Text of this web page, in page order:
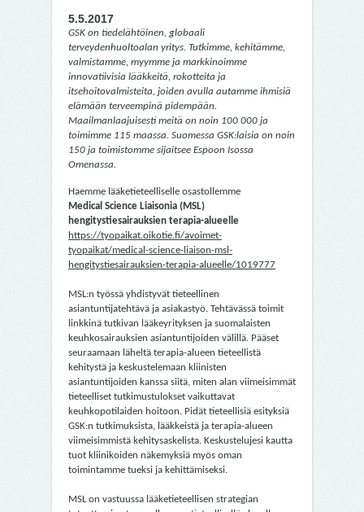
5.5.2017
GSK on tiedelähtöinen, globaali
terveydenhuoltoalan yritys. Tutkimme, kehitämme,
valmistamme, myymme ja markkinoimme
innovatiivisia lääkkeitä, rokotteita ja
itsehoitovalmisteita, joiden avulla autamme ihmisiä
elämään terveempinä pidempään.
Maailmanlaajuisesti meitä on noin 100 000 ja
toimimme 115 maassa. Suomessa GSK:laisia on noin
150 ja toimistomme sijaitsee Espoon Isossa
Omenassa.
Haemme lääketieteelliselle osastollemme
Medical Science Liaisonia (MSL)
hengitystiesairauksien terapia-alueelle
https://tyopaikat.oikotie.fi/avoimet-
tyopaikat/medical-science-liaison-msl-
hengitystiesairauksien-terapia-alueelle/1019777
MSL:n työssä yhdistyvät tieteellinen
asiantuntijatehtävä ja asiakastyö. Tehtävässä toimit
linkkinä tutkivan lääkeyrityksen ja suomalaisten
keuhkosairauksien asiantuntijoiden välillä. Pääset
seuraamaan läheltä terapia-alueen tieteellistä
kehitystä ja keskustelemaan kliinisten
asiantuntijoiden kanssa siitä, miten alan viimeisimmät
tieteelliset tutkimustulokset vaikuttavat
keuhkopotilaiden hoitoon. Pidät tieteellisiä esityksiä
GSK:n tutkimuksista, lääkkeistä ja terapia-alueen
viimeisimmistä kehitysaskelista. Keskustelujesi kautta
tuot kliinikoiden näkemyksiä myös oman
toimintamme tueksi ja kehittämiseksi.
MSL on vastuussa lääketieteellisen strategian